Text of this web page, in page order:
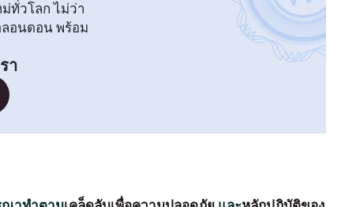
ทั่วโลก ไม่ว่า
ลอนดอน พร้อม
า